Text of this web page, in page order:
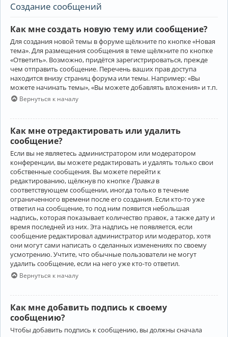
Создание сообщений
Как мне создать новую тему или сообщение?
Для создания новой темы в форуме щёлкните по кнопке «Новая
тема». Для размещения сообщения в теме щёлкните по кнопке
«Ответить». Возможно, придётся зарегистрироваться, прежде
чем отправить сообщение. Перечень ваших прав доступа
находится внизу страниц форума или темы. Например: «Вы
можете начинать темы», «Вы можете добавлять вложения» и т.п.
Вернуться к началу
Как мне отредактировать или удалить
сообщение?
Если вы не являетесь администратором или модератором
конференции, вы можете редактировать и удалять только свои
собственные сообщения. Вы можете перейти к
редактированию, щёлкнув по кнопке Правкав
соответствующем сообщении, иногда только в течение
ограниченного времени после его создания. Если кто-то уже
ответил на сообщение, то под ним появится небольшая
надпись, которая показывает количество правок, а также дату и
время последней из них. Эта надпись не появляется, если
сообщение редактировал администратор или модератор, хотя
они могут сами написать о сделанных изменениях по своему
усмотрению. Учтите, что обычные пользователи не могут
удалить сообщение, если на него уже кто-то ответил.
Вернуться к началу
Как мне добавить подпись к своему
сообщению?
Чтобы добавить подпись к сообщению, вы должны сначала